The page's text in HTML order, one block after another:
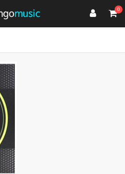
0